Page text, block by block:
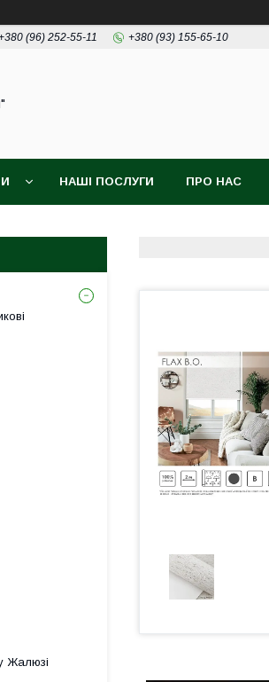
(96) 252-55-11 +380 (93) 155-65-10
НАШІ ПОСЛУГИ ПРО НАС
Жалюзі